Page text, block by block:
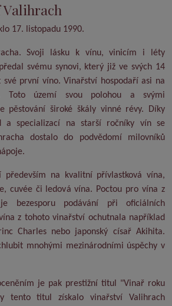
Valihrach
17. listopadu 1990.
Svoji lásku k vínu, vinicím i léty
svému synovi, který již ve svých 14
své první víno. Vinařství hospodaří asi na
Toto území svou polohou a svými
pěstování široké škály vinné révy. Díky
a specializací na starší ročníky vín se
dostalo do podvědomí milovníků
především na kvalitní přívlastková vína,
cuvée či ledová vína. Poctou pro vína z
bezesporu podávání při oficiálních
z tohoto vinařství ochutnala například
Charles nebo japonský císař Akihita.
mnohými mezinárodními úspěchy v
je pak prestižní titul "Vinař roku
tento titul získalo vinařství Valihrach